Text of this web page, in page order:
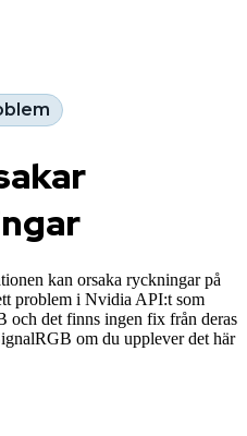
kan orsaka ryckningar på
problem i Nvidia API:t som
och det finns ingen fix från deras
om du upplever det här